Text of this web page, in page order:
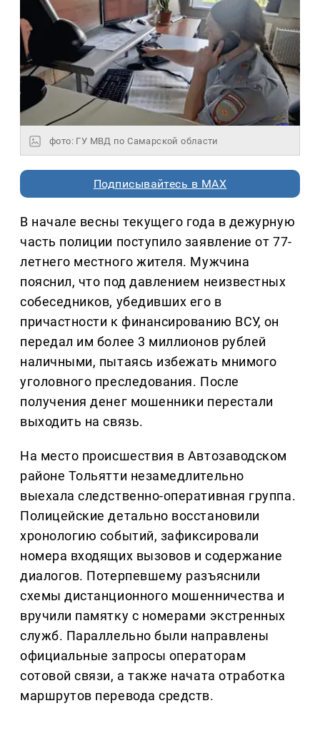
фото: ГУ МВД по Самарской области
Подписывайтесь в MAX
В начале весны текущего года в дежурную
часть полиции поступило заявление от 77-
летнего местного жителя. Мужчина
пояснил, что под давлением неизвестных
собеседников, убедивших его в
причастности к финансированию ВСУ, он
передал им более 3 миллионов рублей
наличными, пытаясь избежать мнимого
уголовного преследования. После
получения денег мошенники перестали
выходить на связь.
На место происшествия в Автозаводском
районе Тольятти незамедлительно
выехала следственно-оперативная группа.
Полицейские детально восстановили
хронологию событий, зафиксировали
номера входящих вызовов и содержание
диалогов. Потерпевшему разъяснили
схемы дистанционного мошенничества и
вручили памятку с номерами экстренных
служб. Параллельно были направлены
официальные запросы операторам
сотовой связи, а также начата отработка
маршрутов перевода средств.